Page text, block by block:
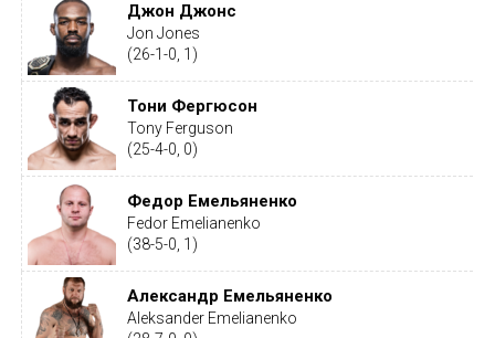
Джон Джонс
Jon Jones
(26-1-0, 1)
Тони Фергюсон
Tony Ferguson
(25-4-0, 0)
Федор Емельяненко
Fedor Emelianenko
(38-5-0, 1)
Александр Емельяненко
Aleksander Emelianenko